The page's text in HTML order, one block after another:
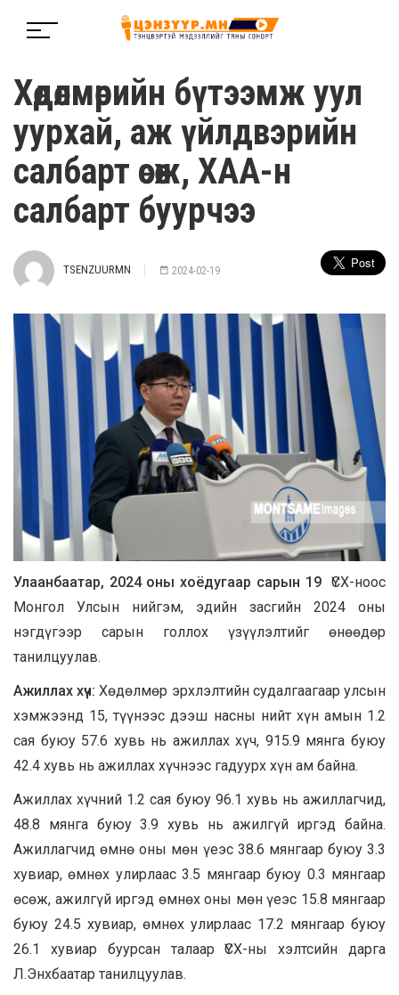
Хөдөлмөрийн бүтээмж уул
уурхай, аж үйлдвэрийн
салбарт өсөж, ХАА-н
салбарт буурчээ
TSENZUURMN 2024-02-19
Улаанбаатар, 2024 оны хоёдугаар сарын 19 ҮСХ-ноос
Монгол Улсын нийгэм, эдийн засгийн 2024 оны
нэгдүгээр сарын голлох үзүүлэлтийг өнөөдөр
танилцуулав.
Ажиллах хүч: Хөдөлмөр эрхлэлтийн судалгаагаар улсын
хэмжээнд 15, түүнээс дээш насны нийт хүн амын 1.2
сая буюу 57.6 хувь нь ажиллах хүч, 915.9 мянга буюу
42.4 хувь нь ажиллах хүчнээс гадуурх хүн ам байна.
Ажиллах хүчний 1.2 сая буюу 96.1 хувь нь ажиллагчид,
48.8 мянга буюу 3.9 хувь нь ажилгүй иргэд байна.
Ажиллагчид өмнө оны мөн үеэс 38.6 мянгаар буюу 3.3
хувиар, өмнөх улирлаас 3.5 мянгаар буюу 0.3 мянгаар
өсөж, ажилгүй иргэд өмнөх оны мөн үеэс 15.8 мянгаар
буюу 24.5 хувиар, өмнөх улирлаас 17.2 мянгаар буюу
26.1 хувиар буурсан талаар ҮСХ-ны хэлтсийн дарга
Л.Энхбаатар танилцуулав.